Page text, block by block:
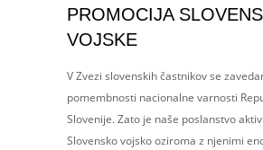
PROMOCIJA
VOJSKE
V Zvezi slovenskih častnikov se
pomembnosti nacionalne varnosti
Slovenije. Zato je naše poslanstvo
Slovensko vojsko oziroma z njenimi